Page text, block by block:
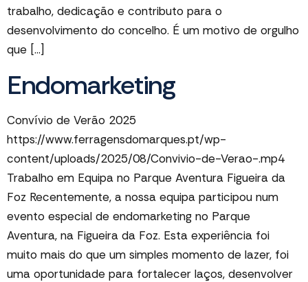
trabalho, dedicação e contributo para o
desenvolvimento do concelho. É um motivo de orgulho
que […]
Endomarketing
Convívio de Verão 2025 ​
https://www.ferragensdomarques.pt/wp-
content/uploads/2025/08/Convivio-de-Verao-.mp4
Trabalho em Equipa no Parque Aventura Figueira da
Foz Recentemente, a nossa equipa participou num
evento especial de endomarketing no Parque
Aventura, na Figueira da Foz. Esta experiência foi
muito mais do que um simples momento de lazer, foi
uma oportunidade para fortalecer laços, desenvolver